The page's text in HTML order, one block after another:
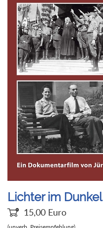
Lichter im Dunkel
15,00 Euro